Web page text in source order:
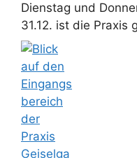
Dienstag und
31.12. ist die Praxis